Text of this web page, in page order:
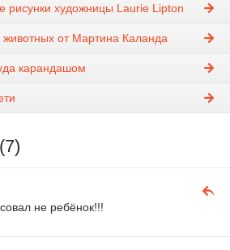
рисунки художницы Laurie Lipton
от Мартина Каланда
карандашом
не ребёнок!!!